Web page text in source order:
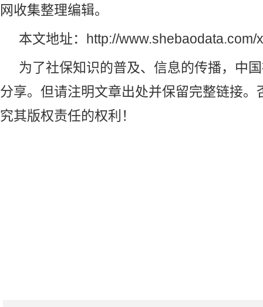
网收集整理编辑。
本文地址：
http://
为了社保知识的普及、信息的传播， 中
分享。但请注明文章出处并保留完整链接。
究其版权责任的权利！